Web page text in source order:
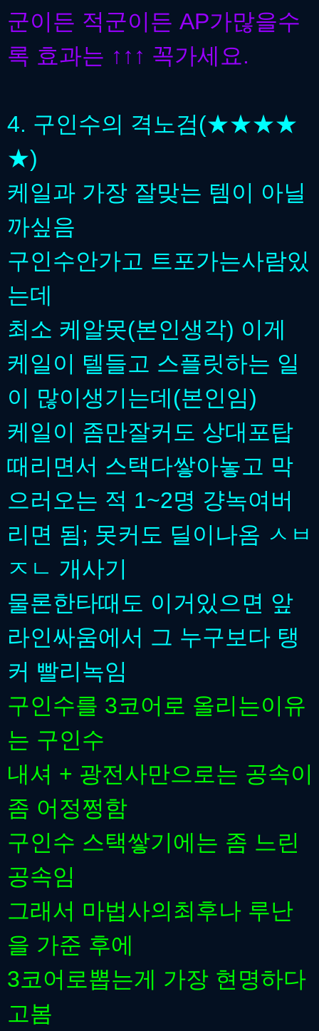
군이든 적군이든 AP가많을수
록 효과는 ↑↑↑ 꼭가세요.
4. 구인수의 격노검(★★★★
★)
케일과 가장 잘맞는 템이 아닐
까싶음
구인수안가고 트포가는사람있
는데
최소 케알못(본인생각) 이게
케일이 텔들고 스플릿하는 일
이 많이생기는데(본인임)
케일이 좀만잘커도 상대포탑
때리면서 스택다쌓아놓고 막
으러오는 적 1~2명 걍녹여버
리면 됨; 못커도 딜이나옴 ㅅㅂ
ㅈㄴ 개사기
물론한타때도 이거있으면 앞
라인싸움에서 그 누구보다 탱
커 빨리녹임
구인수를 3코어로 올리는이유
는 구인수
내셔 + 광전사만으로는 공속이
좀 어정쩡함
구인수 스택쌓기에는 좀 느린
공속임
그래서 마법사의최후나 루난
을 가준 후에
3코어로뽑는게 가장 현명하다
고봄